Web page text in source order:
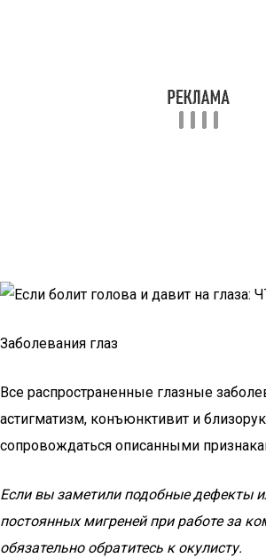
Заболевания глаз
Все распространенные глазные
астигматизм, конъюнктивит и
сопровождаться описанными
Если вы заметили подобные дефекты
постоянных мигреней при работе за
обязательно обратитесь к окулисту.